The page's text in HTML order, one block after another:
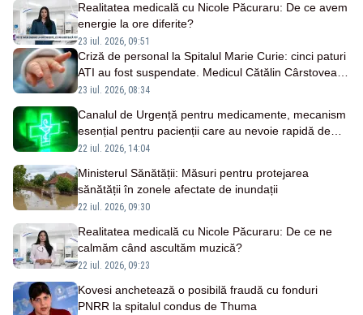
Realitatea medicală cu Nicole Păcuraru: De ce avem
energie la ore diferite?
23 iul. 2026, 09:51
Criză de personal la Spitalul Marie Curie: cinci paturi
ATI au fost suspendate. Medicul Cătălin Cârstoveanu
avertizează: „Expunem la risc” pacienții
23 iul. 2026, 08:34
Canalul de Urgență pentru medicamente, mecanism
esențial pentru pacienții care au nevoie rapidă de
tratament
22 iul. 2026, 14:04
Ministerul Sănătății: Măsuri pentru protejarea
sănătății în zonele afectate de inundații
22 iul. 2026, 09:30
Realitatea medicală cu Nicole Păcuraru: De ce ne
calmăm când ascultăm muzică?
22 iul. 2026, 09:23
Kovesi anchetează o posibilă fraudă cu fonduri
PNRR la spitalul condus de Thuma